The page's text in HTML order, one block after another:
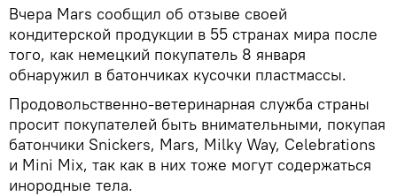
Вчера Mars сообщил об отзыве своей
кондитерской продукции в 55 странах мира после
того, как немецкий покупатель 8 января
обнаружил в батончиках кусочки пластмассы.
Продовольственно-ветеринарная служба страны
просит покупателей быть внимательными, покупая
батончики Snickers, Mars, Milky Way, Celebrations
и Mini Mix, так как в них тоже могут содержаться
инородные тела.